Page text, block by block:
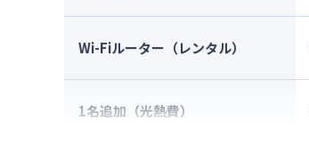
Wi-Fiルーター（レンタル）
1名追加（光熱費）